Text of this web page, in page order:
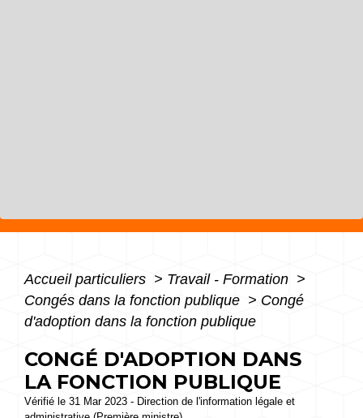
Accueil particuliers > Travail - Formation >
Congés dans la fonction publique > Congé
d'adoption dans la fonction publique
CONGÉ D'ADOPTION DANS
LA FONCTION PUBLIQUE
Vérifié le 31 Mar 2023 - Direction de l'information légale et